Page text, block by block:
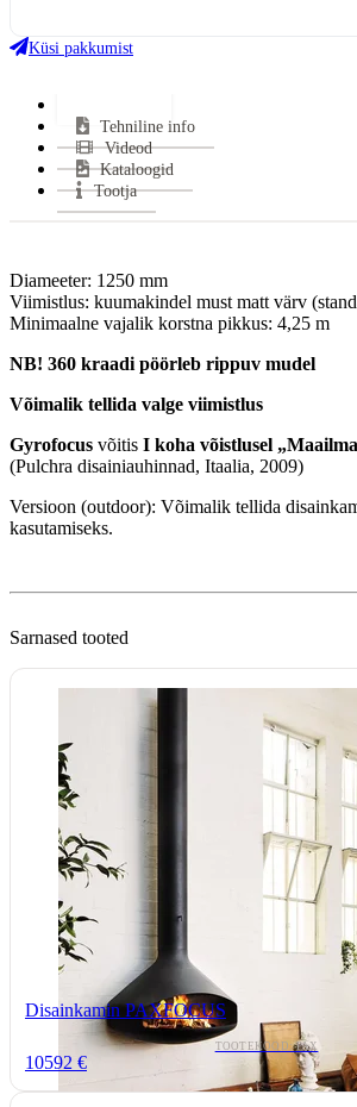
Miinimum tõmme:
Suitsutoru ühendus:
Klaasi kuju:
Kütus:
Vastab normidele:
Garantii:
Küsi pakkumist
Tehniline info
Videod
Kataloogid
Tootja
Diameeter: 1250 mm
Viimistlus: kuumakindel must matt värv
Minimaalne vajalik korstna pikkus: 4,25 m
NB! 360 kraadi pöörleb rippuv mudel
Võimalik tellida valge viimistlus
Gyrofocus võitis I koha võistlusel
(Pulchra disainiauhinnad, Itaalia, 2009)
Versioon (outdoor): Võimalik tellida
kasutamiseks.
Sarnased tooted
Disainkamin PAXFOCUS
TOOTEKOOD: PAX
10592 €